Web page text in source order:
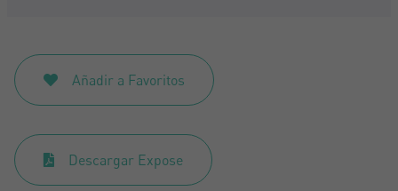
Añadir a Favoritos
Descargar Expose